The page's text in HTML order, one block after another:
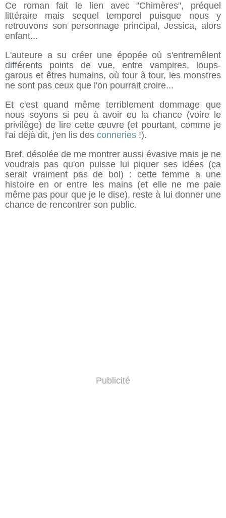
Ce roman fait le lien avec "Chimères", préquel
littéraire mais sequel temporel puisque nous y
retrouvons son personnage principal, Jessica, alors
enfant...
L'auteure a su créer une épopée où s'entremêlent
différents points de vue, entre vampires, loups-
garous et êtres humains, où tour à tour, les monstres
ne sont pas ceux que l'on pourrait croire...
Et c'est quand même terriblement dommage que
nous soyons si peu à avoir eu la chance (voire le
privilège) de lire cette œuvre (et pourtant, comme je
l'ai déjà dit, j'en lis des conneries !).
Bref, désolée de me montrer aussi évasive mais je ne
voudrais pas qu'on puisse lui piquer ses idées (ça
serait vraiment pas de bol) : cette femme a une
histoire en or entre les mains (et elle ne me paie
même pas pour que je le dise), reste à lui donner une
chance de rencontrer son public.
Publicité